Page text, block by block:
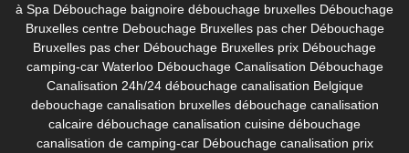
à Spa Débouchage baignoire débouchage bruxelles Débouchage
Bruxelles centre Debouchage Bruxelles pas cher Débouchage
Bruxelles pas cher Débouchage Bruxelles prix Débouchage
camping-car Waterloo Débouchage Canalisation Débouchage
Canalisation 24h/24 débouchage canalisation Belgique
debouchage canalisation bruxelles débouchage canalisation
calcaire débouchage canalisation cuisine débouchage
canalisation de camping-car Débouchage canalisation prix